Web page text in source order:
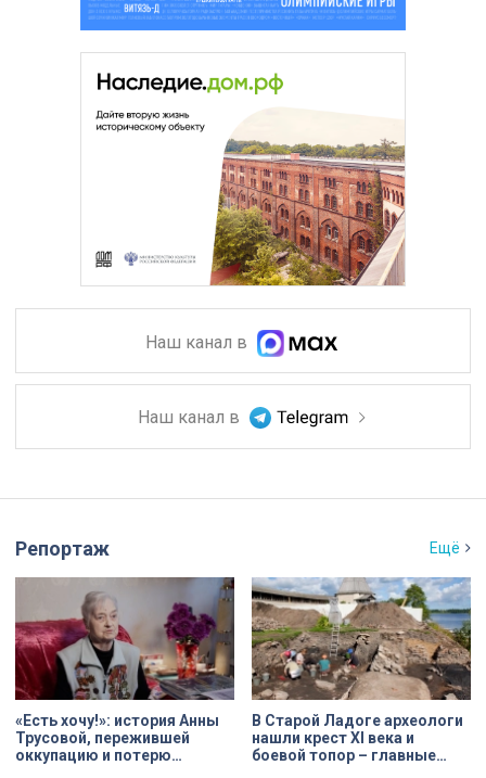
Наш канал в
Наш канал в
Репортаж Ещё
«Есть хочу!»: история Анны
Трусовой, пережившей
оккупацию и потерю
В Старой Ладоге археологи
нашли крест XI века и
боевой топор – главные